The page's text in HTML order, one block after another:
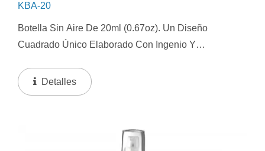
KBA-20
Botella Sin Aire De 20ml (0.67oz). Un Diseño
Cuadrado Único Elaborado Con Ingenio Y
El Diseño Sin Aire Asegura Un Almacenamiento
Higiénico Y Hermético,...
Detalles